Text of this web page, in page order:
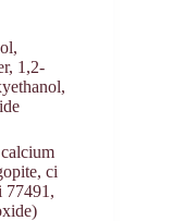
1,2-
ci
77491,